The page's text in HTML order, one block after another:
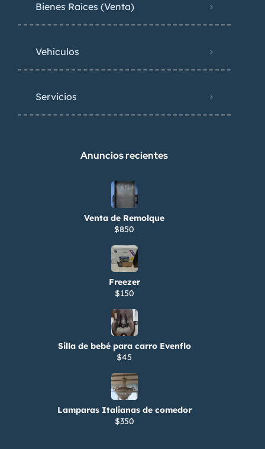
Bienes Raíces (Venta)
Vehículos
Servicios
Anuncios recientes
Venta de Remolque
$850
Freezer
$150
Silla de bebé para carro Evenflo
$45
Lamparas Italianas de comedor
$350